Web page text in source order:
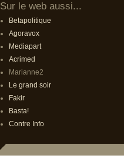
Sur le web aussi...
Betapolitique
Agoravox
Mediapart
Acrimed
Marianne2
Le grand soir
Fakir
Basta!
Contre Info